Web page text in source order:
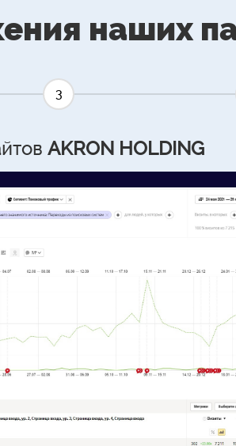
наших
3
AKRON HOLDING